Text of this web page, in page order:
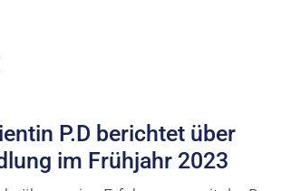
P.D berichtet über
im Frühjahr 2023